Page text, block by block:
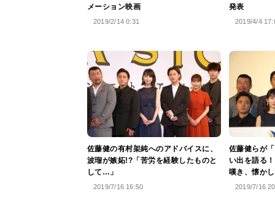
メーション映画
2019/2/14 0:31
発表
2019/4/4
佐藤健の有村架純へのアドバイスに、
波瑠が嫉妬!?「苦労を経験したものと
して…」
2019/7/16 16:50
佐藤健らが
い出を語る
嘆き、懐か
2019/7/16